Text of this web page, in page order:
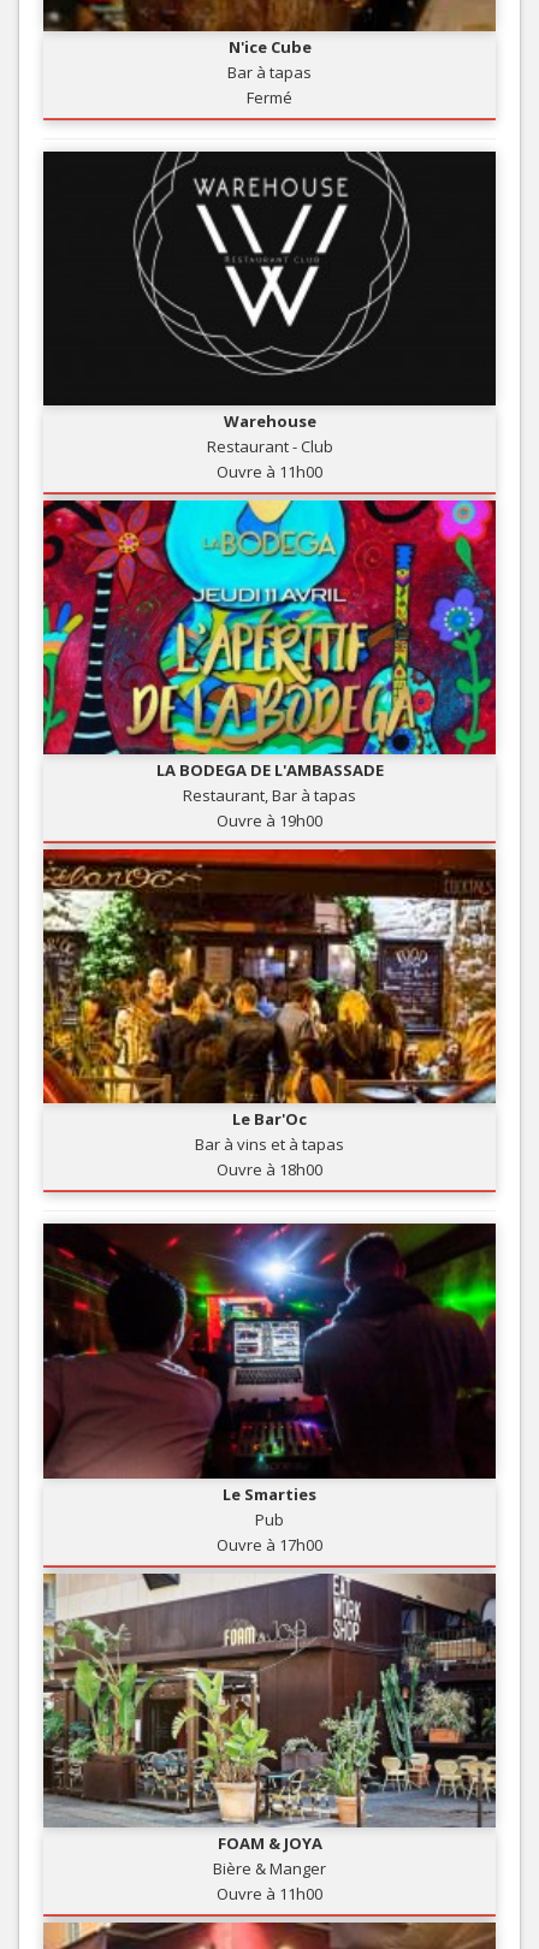
N'ice Cube
Bar à tapas
Fermé
Warehouse
Restaurant - Club
Ouvre à 11h00
LA BODEGA DE L'AMBASSADE
Restaurant, Bar à tapas
Ouvre à 19h00
Le Bar'Oc
Bar à vins et à tapas
Ouvre à 18h00
Le Smarties
Pub
Ouvre à 17h00
FOAM & JOYA
Bière & Manger
Ouvre à 11h00